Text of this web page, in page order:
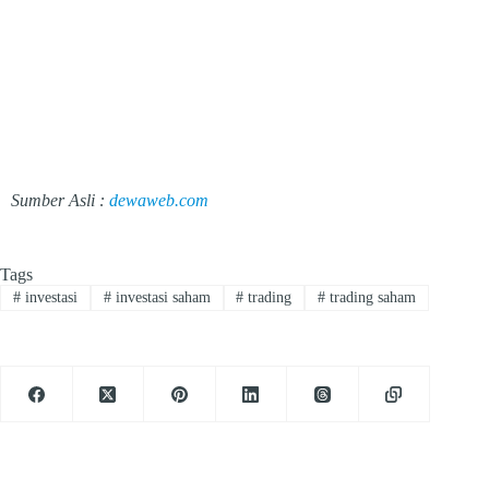
Sumber Asli : dewaweb.com
Tags
#investasi #investasi saham # trading # trading saham